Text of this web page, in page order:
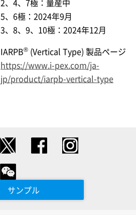
5、6極：2024年9月
3、8、9、10極：2024年12月
IARPB® (Vertical Type) 製品ページ
https://www.i-pex.com/ja-
jp/product/iarpb-vertical-type
サンプル